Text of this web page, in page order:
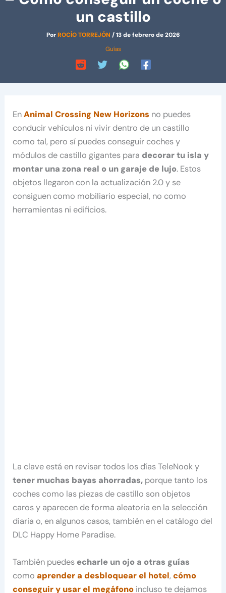
un castillo
PorROCÍO TORREJÓN /13 de febrero de 2026
Guías
EnAnimal Crossing New Horizons no puedes
conducir vehículos ni vivir dentro de un castillo
como tal, pero sí puedes conseguir coches y
módulos de castillo gigantes para decorar tu isla y
montar una zona real o un garaje de lujo. Estos
objetos llegaron con la actualización 2.0 y se
consiguen como mobiliario especial, no como
herramientas ni edificios.
La clave está en revisar todos los días TeleNook y
tener muchas bayas ahorradas, porque tanto los
coches como las piezas de castillo son objetos
caros y aparecen de forma aleatoria en la selección
diaria o, en algunos casos, también en el catálogo del
DLC Happy Home Paradise.
También puedes echarle un ojo a otras guías
comoaprender a desbloquear el hotel,cómo
conseguir y usar el megáfono incluso te dejamos